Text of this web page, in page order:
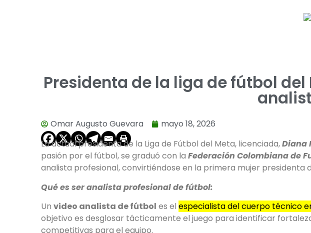
Presidenta de la liga de fútbol
Omar Augusto Guevara
mayo 18, 2026
La actual presidenta de la Liga de Fútbol del Meta, licenciada,Diana
pasión por el fútbol, se graduó con la Federación Colombiana de
analista profesional, convirtiéndose en la primera mujer
Qué es ser analista profesional de fútbol:
Un video analista de fútbol es el especialista del cuerpo técnico
objetivo es desglosar tácticamente el juego para identificar
competitivas para el equipo.